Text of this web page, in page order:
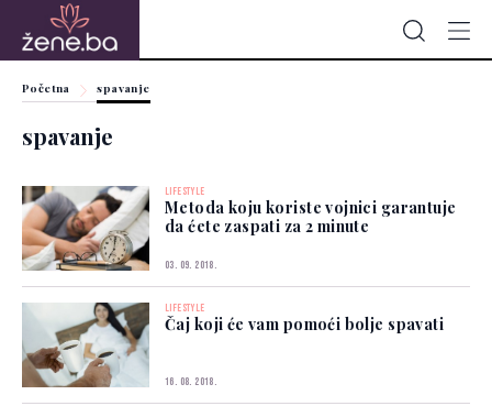
Početna spavanje
spavanje
LIFESTYLE
Metoda koju koriste vojnici garantuje
da ćete zaspati za 2 minute
03. 09. 2018.
LIFESTYLE
Čaj koji će vam pomoći bolje spavati
16. 08. 2018.